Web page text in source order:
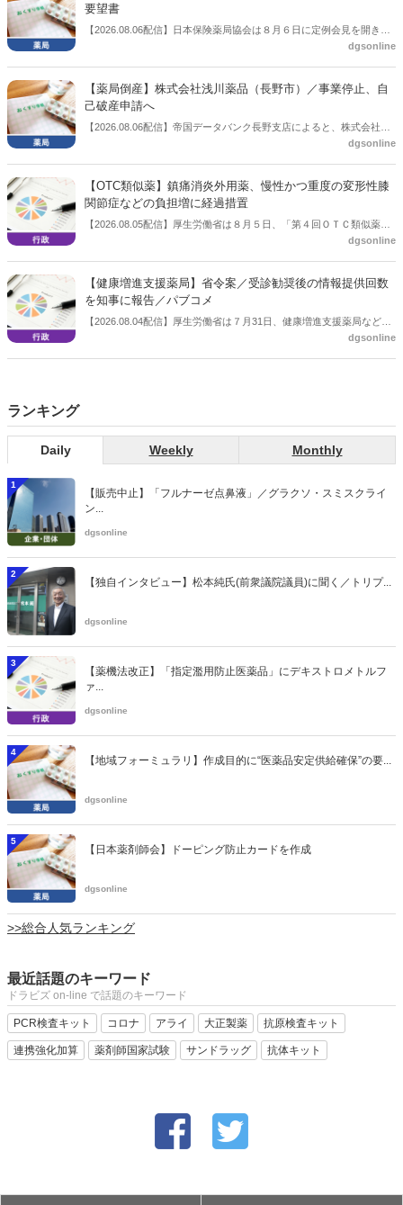
要望書
【2026.08.06配信】日本保険薬局協会は８月６日に定例会見を開き、
「穿刺血を用いる検査薬のOTC化等に関する要望書」を厚生労働省 医
dgsonline
【薬局倒産】株式会社浅川薬品（長野市）／事業停止、自
己破産申請へ
【2026.08.06配信】帝国データバンク長野支店によると、株式会社浅
川薬品（長野市）は7月31日に事業を停止し、自己破産申請の準備に
dgsonline
【OTC類似薬】鎮痛消炎外用薬、慢性かつ重度の変形性膝
関節症などの負担増に経過措置
【2026.08.05配信】厚生労働省は８月５日、「第４回ＯＴＣ類似薬の
保険給付の見直しの実施に向けた技術的検討会」を開催。「中間とり
会等に報告し、令和８年秋頃を目途に結論を得る予定。
dgsonline
【健康増進支援薬局】省令案／受診勧奨後の情報提供回数
を知事に報告／パブコメ
【2026.08.04配信】厚生労働省は７月31日、健康増進支援薬局などに
関する省令案を示し、パブコメを開始した。受診勧奨を行った後に、
dgsonline
ランキング
Daily Weekly Monthly
1
【販売中止】「フルナーゼ点鼻液」／グラクソ・スミスクライ
ン...
dgsonline
2
【独自インタビュー】松本純氏(前衆議院議員)に聞く／トリプ...
dgsonline
3
【薬機法改正】「指定濫用防止医薬品」にデキストロメトルフ
ァ...
dgsonline
4
【地域フォーミュラリ】作成目的に“医薬品安定供給確保”の要...
dgsonline
5
【日本薬剤師会】ドーピング防止カードを作成
dgsonline
>>総合人気ランキング
最近話題のキーワード
ドラビズ on-line で話題のキーワード
PCR検査キット コロナ アライ 大正製薬 抗原検査キット
連携強化加算 薬剤師国家試験 サンドラッグ 抗体キット